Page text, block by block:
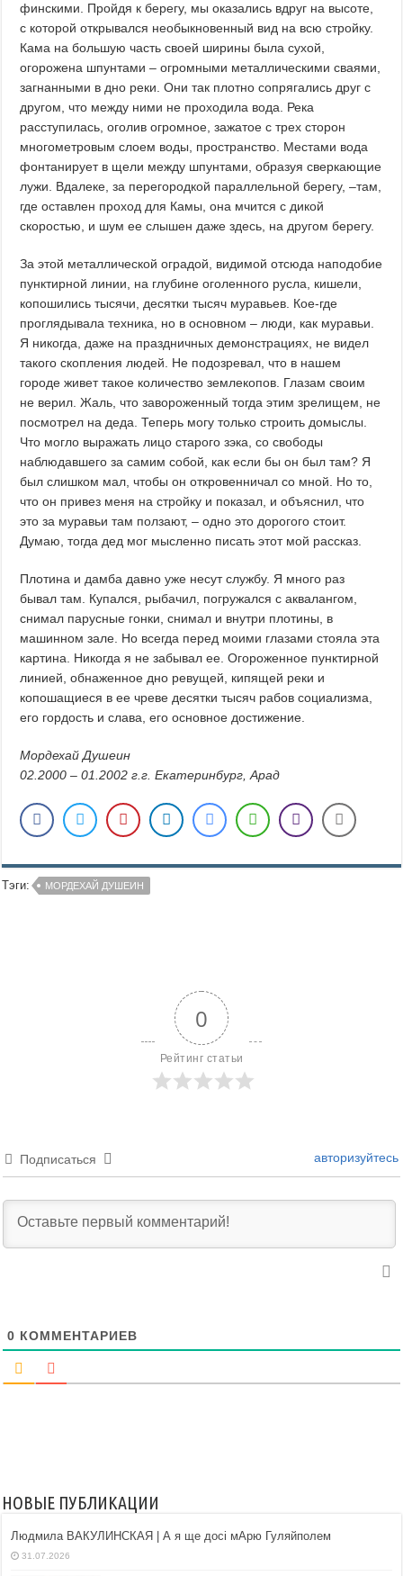
финскими. Пройдя к берегу, мы оказались вдруг на высоте,
с которой открывался необыкновенный вид на всю стройку.
Кама на большую часть своей ширины была сухой,
огорожена шпунтами – огромными металлическими сваями,
загнанными в дно реки. Они так плотно сопрягались друг с
другом, что между ними не проходила вода. Река
расступилась, оголив огромное, зажатое с трех сторон
многометровым слоем воды, пространство. Местами вода
фонтанирует в щели между шпунтами, образуя сверкающие
лужи. Вдалеке, за перегородкой параллельной берегу, –там,
где оставлен проход для Камы, она мчится с дикой
скоростью, и шум ее слышен даже здесь, на другом берегу.
За этой металлической оградой, видимой отсюда наподобие
пунктирной линии, на глубине оголенного русла, кишели,
копошились тысячи, десятки тысяч муравьев. Кое-где
проглядывала техника, но в основном – люди, как муравьи.
Я никогда, даже на праздничных демонстрациях, не видел
такого скопления людей. Не подозревал, что в нашем
городе живет такое количество землекопов. Глазам своим
не верил. Жаль, что завороженный тогда этим зрелищем, не
посмотрел на деда. Теперь могу только строить домыслы.
Что могло выражать лицо старого зэка, со свободы
наблюдавшего за самим собой, как если бы он был там? Я
был слишком мал, чтобы он откровенничал со мной. Но то,
что он привез меня на стройку и показал, и объяснил, что
это за муравьи там ползают, – одно это дорогого стоит.
Думаю, тогда дед мог мысленно писать этот мой рассказ.
Плотина и дамба давно уже несут службу. Я много раз
бывал там. Купался, рыбачил, погружался с аквалангом,
снимал парусные гонки, снимал и внутри плотины, в
машинном зале. Но всегда перед моими глазами стояла эта
картина. Никогда я не забывал ее. Огороженное пунктирной
линией, обнаженное дно ревущей, кипящей реки и
копошащиеся в ее чреве десятки тысяч рабов социализма,
его гордость и слава, его основное достижение.
Мордехай Душеин
02.2000 – 01.2002 г.г. Екатеринбург, Арад
Тэги: МОРДЕХАЙ ДУШЕИН
0
Рейтинг статьи
Подписаться авторизуйтесь
0 КОММЕНТАРИЕВ
НОВЫЕ ПУБЛИКАЦИИ
Людмила ВАКУЛИНСКАЯ | А я ще досі мАрю Гуляйполем
31.07.2026